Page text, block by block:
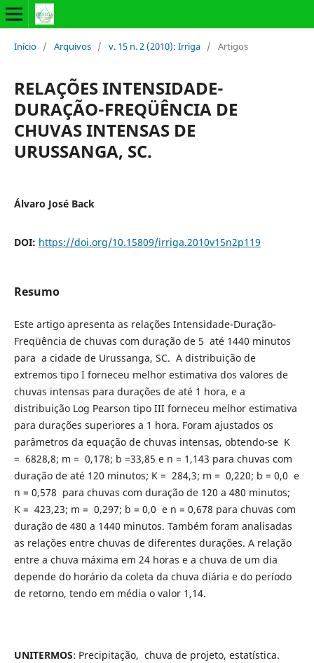
Início / Arquivos / v. 15 n. 2 (2010): Irriga / Artigos
RELAÇÕES INTENSIDADE-
DURAÇÃO-FREQÜÊNCIA DE
CHUVAS INTENSAS DE
URUSSANGA, SC.
Álvaro José Back
DOI: https://doi.org/10.15809/irriga.2010v15n2p119
Resumo
Este artigo apresenta as relações Intensidade-Duração-
Freqüência de chuvas com duração de 5 até 1440 minutos
para a cidade de Urussanga, SC. A distribuição de
extremos tipo I forneceu melhor estimativa dos valores de
chuvas intensas para durações de até 1 hora, e a
distribuição Log Pearson tipo III forneceu melhor estimativa
para durações superiores a 1 hora. Foram ajustados os
parâmetros da equação de chuvas intensas, obtendo-se K
= 6828,8; m = 0,178; b =33,85 e n = 1,143 para chuvas com
duração de até 120 minutos; K = 284,3; m = 0,220; b = 0,0 e
n = 0,578 para chuvas com duração de 120 a 480 minutos;
K = 423,23; m = 0,297; b = 0,0 e n = 0,678 para chuvas com
duração de 480 a 1440 minutos. Também foram analisadas
as relações entre chuvas de diferentes durações. A relação
entre a chuva máxima em 24 horas e a chuva de um dia
depende do horário da coleta da chuva diária e do período
de retorno, tendo em média o valor 1,14.
UNITERMOS: Precipitação, chuva de projeto, estatística.